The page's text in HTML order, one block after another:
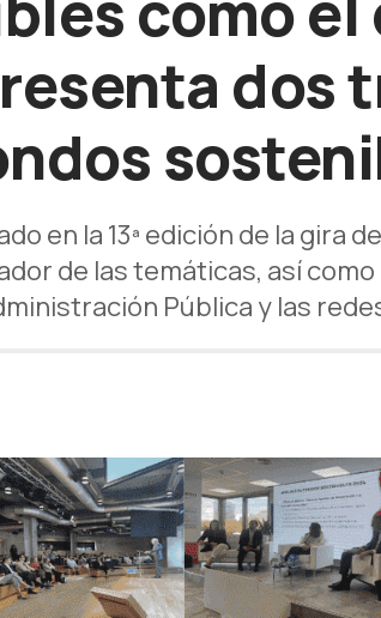
dos
en la 13ª edición de la gira
de las temáticas, así
Pública y las